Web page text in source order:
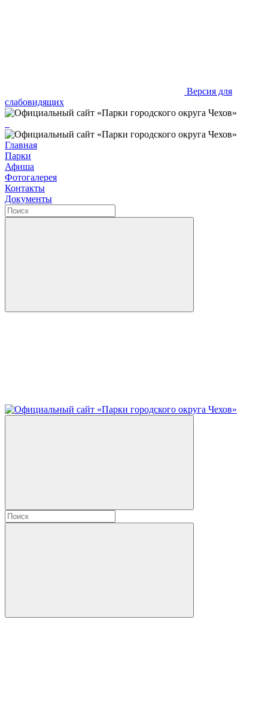
Версия для
слабовидящих
Главная
Парки
Афиша
Фотогалерея
Контакты
Документы